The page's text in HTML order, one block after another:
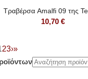
Τραβέρσα Amalfi 09 της
10,70 €
23›»